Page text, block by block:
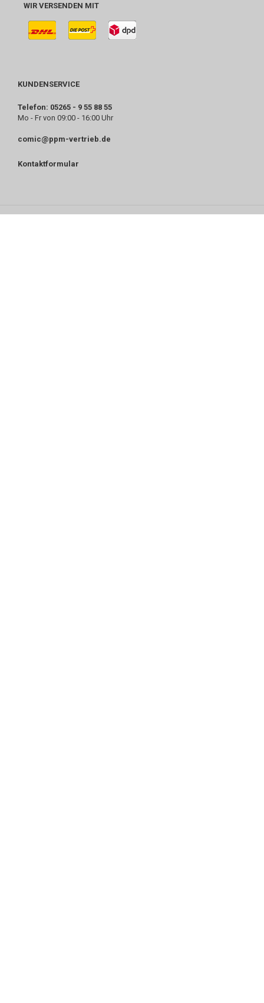
WIR VERSENDEN MIT
KUNDENSERVICE
Telefon: 05265 - 9 55 88 55
Mo - Fr von 09:00 - 16:00 Uhr
comic@ppm-vertrieb.de
Kontaktformular